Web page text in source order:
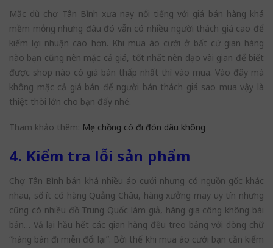
Mặc dù chợ Tân Bình xưa nay nổi tiếng với giá bán hàng khá
mềm mỏng nhưng đâu đó vẫn có nhiều người thách giá cao để
kiếm lợi nhuận cao hơn. Khi mua áo cưới ở bất cứ gian hàng
nào bạn cũng nên mặc cả giá, tốt nhất nên dạo vài gian để biết
được shop nào có giá bán thấp nhất thì vào mua. Vào đây mà
không mặc cả giá bán để người bán thách giá sao mua vậy là
thiệt thòi lớn cho bạn đấy nhé.
Tham khảo thêm: Mẹ chồng có đi đón dâu không
4. Kiểm tra lỗi sản phẩm
Chợ Tân Bình bán khá nhiều áo cưới nhưng có nguồn gốc khác
nhau, số ít có hàng Quảng Châu, hàng xưởng may uy tín nhưng
cũng có nhiều đồ Trung Quốc làm giả, hàng gia công không bài
bản… Vả lại hầu hết các gian hàng đều treo bảng với dòng chữ
“hàng bán đi miễn đổi lại”. Bởi thế khi mua áo cưới bạn cần kiểm